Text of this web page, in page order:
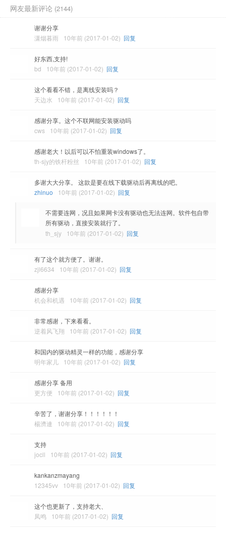
网友最新评论 (2144)
谢谢分享
潇烟暮雨
10年前 (2017-01-02) 回复
好东西,支持!
bd
10年前 (2017-01-02) 回复
这个看看不错，是离线安装吗？
天边水
10年前 (2017-01-02) 回复
感谢分享。这个不联网能安装驱动吗
cws
10年前 (2017-01-02) 回复
感谢老大！以后可以不怕重装windows了。
th-sjy的铁杆粉丝
10年前 (2017-01-02) 回复
多谢大大分享。 这款是要在线下载驱动后再离线的吧。
zhinuo
10年前 (2017-01-02) 回复
不需要连网，况且如果网卡没有驱动也无法连网。软件包自带
所有驱动，直接安装就行了。
th_sjy
10年前 (2017-01-02) 回复
有了这个就方便了。谢谢。
zjl6634
10年前 (2017-01-02) 回复
感谢分享
机会和机遇
10年前 (2017-01-02) 回复
非常感谢，下来看看。
逆着风飞翔
10年前 (2017-01-02) 回复
和国内的驱动精灵一样的功能，感谢分享
明年家儿
10年前 (2017-01-02) 回复
感谢分享 备用
更方便
10年前 (2017-01-02) 回复
辛苦了，谢谢分享！！！！！！
楊濟連
10年前 (2017-01-02) 回复
支持
jocll
10年前 (2017-01-02) 回复
kankanzmayang
12345vv
10年前 (2017-01-02) 回复
这个也更新了，支持老大、
凤鸣
10年前 (2017-01-02) 回复